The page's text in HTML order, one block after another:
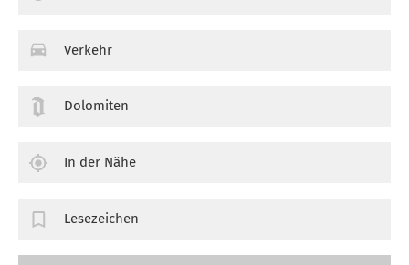
Verkehr
Dolomiten
In der Nähe
Lesezeichen